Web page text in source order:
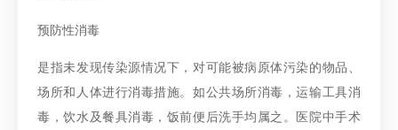
预防性消毒
是指未发现传染源情况下，对可能被病原体污染的物品、
场所和人体进行消毒措施。如公共场所消毒，运输工具消
毒，饮水及餐具消毒，饭前便后洗手均属之。医院中手术